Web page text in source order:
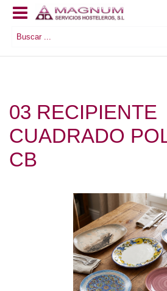
03 RECIPIENTE
CUADRADO
CB